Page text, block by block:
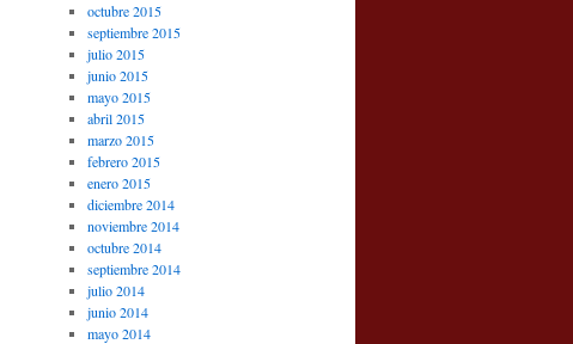
octubre 2015
septiembre 2015
julio 2015
junio 2015
mayo 2015
abril 2015
marzo 2015
febrero 2015
enero 2015
diciembre 2014
noviembre 2014
octubre 2014
septiembre 2014
julio 2014
junio 2014
mayo 2014